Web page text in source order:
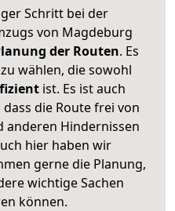
Schritt bei der
von Magdeburg
der Routen. Es
wählen, die sowohl
ist. Es ist auch
die Route frei von
anderen Hindernissen
hier haben wir
gerne die Planung,
wichtige Sachen
können.